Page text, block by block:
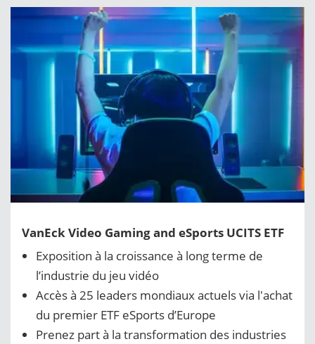
VanEck Video Gaming and eSports UCITS ETF
Exposition à la croissance à long terme de
l’industrie du jeu vidéo
Accès à 25 leaders mondiaux actuels via l'achat
du premier ETF eSports d’Europe
Prenez part à la transformation des industries